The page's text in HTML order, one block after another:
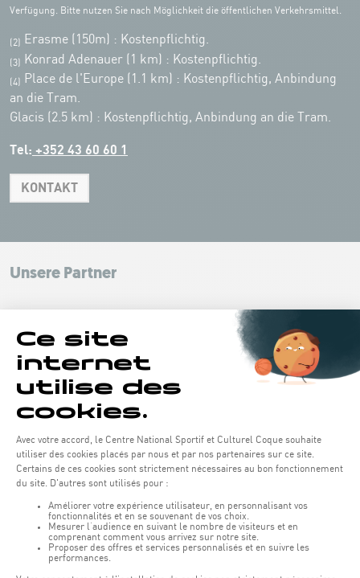
Verfügung. Bitte nutzen Sie nach Möglichkeit die öffentlichen Verkehrsmittel.
(2) Erasme (150m) : Kostenpflichtig.
(3) Konrad Adenauer (1 km) : Kostenpflichtig.
(4)
Place de l'Europe (1.1 km) : Kostenpflichtig, Anbindung
an die Tram.
Glacis (2.5 km) : Kostenpflichtig, Anbindung an die Tram.
Tel: +352 43 60 60 1
KONTAKT
+
−
Leaflet|Map tiles by Carto, under CC BY 3.0. Data by OpenStreetMap, under
Unsere Partner